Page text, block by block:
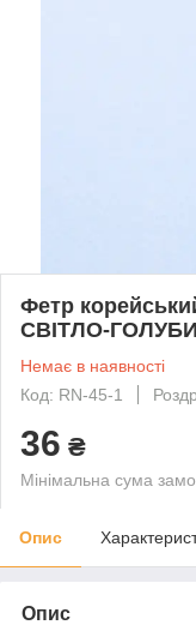
Фетр
СВІТЛО-
Немає в наявності
Код: RN-45-1
36 ₴
Мінімальна сума
Опис
Опис